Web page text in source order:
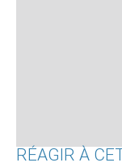
RÉAGIR À